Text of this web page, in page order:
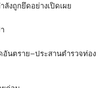
งถูกยึดอย่างเปิดเผย
อันตราย–ประสานตำรวจท่อง